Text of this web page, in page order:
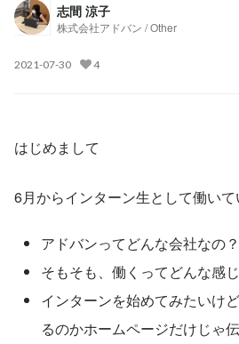
志間 涼子
株式会社アドバン / Other
2021-07-30 4
はじめまして
6月からインターン生として働いて
アドバンってどんな会社なの？
そもそも、働くってどんな感
インターンを始めてみたいけ
るのかホームページだけじゃ